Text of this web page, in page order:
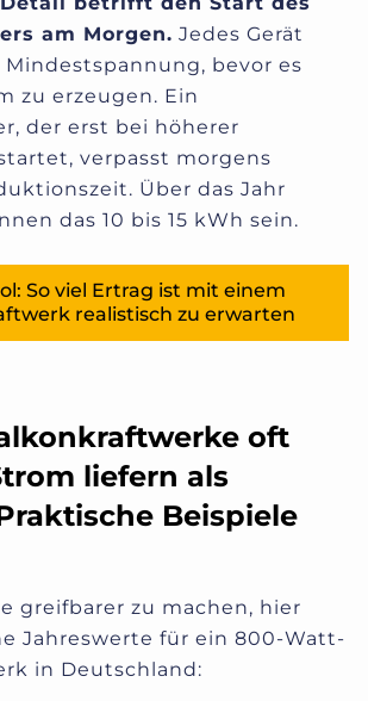
am Morgen. Jedes Gerät
bevor es
zu erzeugen. Ein
der erst bei höherer
verpasst morgens
Über das Jahr
das 10 bis 15 kWh sein.
So viel Ertrag ist mit einem
realistisch zu erwarten
oft
liefern als
Beispiele
greifbarer zu machen, hier
Jahreswerte für ein 800-Watt-
in Deutschland: